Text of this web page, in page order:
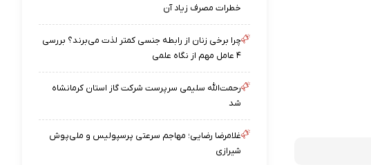
خطرات مصرف زیاد آن
چرا برخی زنان از رابطه جنسی کمتر لذت می‌برند؟ بررسی
۴ عامل مهم از نگاه علمی
رحمت‌الله سلیمی سرپرست شرکت گاز استان کرمانشاه
شد
غلامرضا رضایی؛ مهاجم سرعتی پرسپولیس و ملی‌پوش
شیرازی